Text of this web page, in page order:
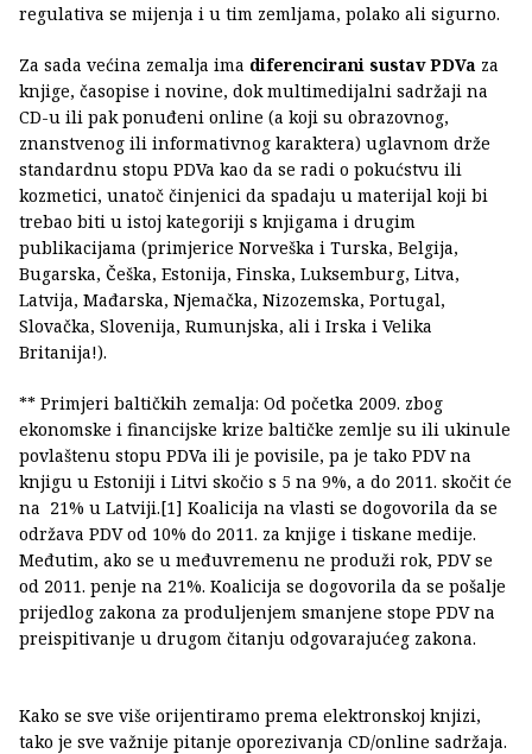
regulativa se mijenja i u tim zemljama, polako ali sigurno.
Za sada većina zemalja ima diferencirani sustav PDVa za
knjige, časopise i novine, dok multimedijalni sadržaji na
CD-u ili pak ponuđeni online (a koji su obrazovnog,
znanstvenog ili informativnog karaktera) uglavnom drže
standardnu stopu PDVa kao da se radi o pokućstvu ili
kozmetici, unatoč činjenici da spadaju u materijal koji bi
trebao biti u istoj kategoriji s knjigama i drugim
publikacijama (primjerice Norveška i Turska, Belgija,
Bugarska, Češka, Estonija, Finska, Luksemburg, Litva,
Latvija, Mađarska, Njemačka, Nizozemska, Portugal,
Slovačka, Slovenija, Rumunjska, ali i Irska i Velika
Britanija!).
** Primjeri baltičkih zemalja: Od početka 2009. zbog
ekonomske i financijske krize baltičke zemlje su ili ukinule
povlaštenu stopu PDVa ili je povisile, pa je tako PDV na
knjigu u Estoniji i Litvi skočio s 5 na 9%, a do 2011. skočit će
na 21% u Latviji.[1] Koalicija na vlasti se dogovorila da se
održava PDV od 10% do 2011. za knjige i tiskane medije.
Međutim, ako se u međuvremenu ne produži rok, PDV se
od 2011. penje na 21%. Koalicija se dogovorila da se pošalje
prijedlog zakona za produljenjem smanjene stope PDV na
preispitivanje u drugom čitanju odgovarajućeg zakona.
Kako se sve više orijentiramo prema elektronskoj knjizi,
tako je sve važnije pitanje oporezivanja CD/online sadržaja.